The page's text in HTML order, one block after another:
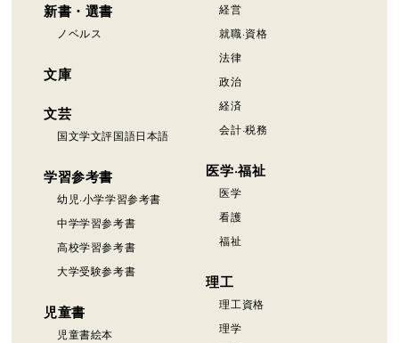
新書・選書
ノベルス
文庫
文芸
国文学文評国語日本語
学習参考書
幼児·小学学習参考書
中学学習参考書
高校学習参考書
大学受験参考書
児童書
児童書絵本
経営
就職·資格
法律
政治
経済
会計·税務
医学·福祉
医学
看護
福祉
理工
理工資格
理学